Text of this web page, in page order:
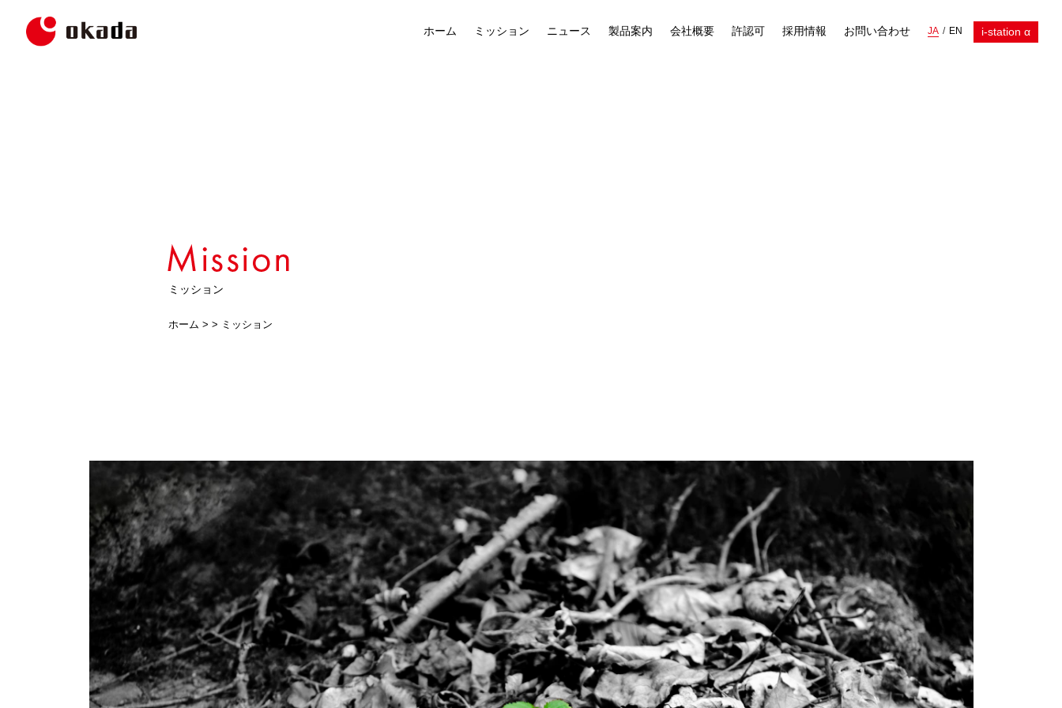
JA EN i-station α
ホーム ミッション ニュース 製品案内 会社概要 許認可 採用情報 お問い合わせ
ミッション
ホーム > > ミッション